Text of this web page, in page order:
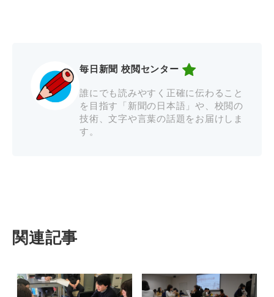
毎日新聞 校閲センター
誰にでも読みやすく正確に伝わること
を目指す「新聞の日本語」や、校閲の
技術、文字や言葉の話題をお届けしま
す。
関連記事